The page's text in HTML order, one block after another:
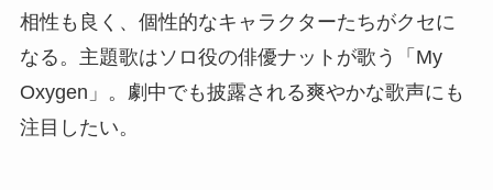
相性も良く、個性的なキャラクターたちがクセに
なる。主題歌はソロ役の俳優ナットが歌う「My
Oxygen」。劇中でも披露される爽やかな歌声にも
注目したい。